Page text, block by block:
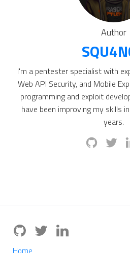
Author
I'm a pentester specialist with
Web API Security, and Mobile
programming and exploit
have been improving my skills
years.
Home